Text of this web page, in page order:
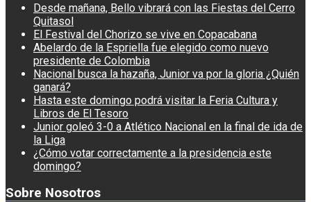
Desde mañana, Bello vibrará con las Fiestas del Cerro
Quitasol
El Festival del Chorizo se vive en Copacabana
Abelardo de la Espriella fue elegido como nuevo
presidente de Colombia
Nacional busca la hazaña, Junior va por la gloria ¿Quién
ganará?
Hasta este domingo podrá visitar la Feria Cultura y
Libros de El Tesoro
Junior goleó 3-0 a Atlético Nacional en la final de ida de
la Liga
¿Cómo votar correctamente a la presidencia este
domingo?
Sobre Nosotros